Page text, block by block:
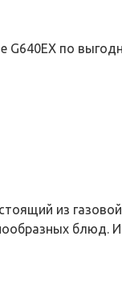
G640EX по
из
блюд. И